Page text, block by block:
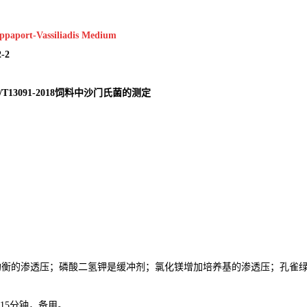
Vassiliadis Medium
2
2018饲料中沙门氏菌的测定
的渗透压；磷酸二氢钾是缓冲剂；氯化镁增加培养基的渗透压；孔雀